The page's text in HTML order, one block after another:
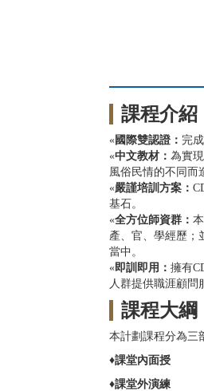
課程介紹
«國際雙認證 ： 完
«中文教材 ： 為實
風俗民情的不同而
«嚴謹培訓方案 ：
基石。
«全方位師資群 ：
產、官、學經歷；
當中。
«即訓即用 ： 擁有
人群提供職涯顧問
課程大綱
本計劃課程分為三
♦課堂內面授
♦課堂外演練